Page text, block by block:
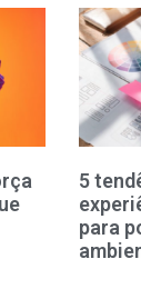
5
para